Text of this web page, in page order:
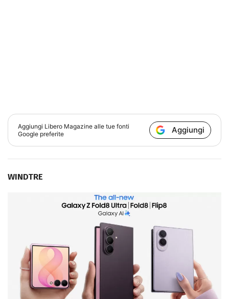
Aggiungi Libero Magazine alle tue fonti
Google preferite
Aggiungi
WINDTRE